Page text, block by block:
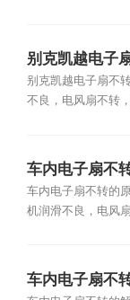
别克凯越电子
别克凯越电子扇不
不良，电风扇不转
车内电子扇不
车内电子扇不转的
机润滑不良，电风
车内电子扇不